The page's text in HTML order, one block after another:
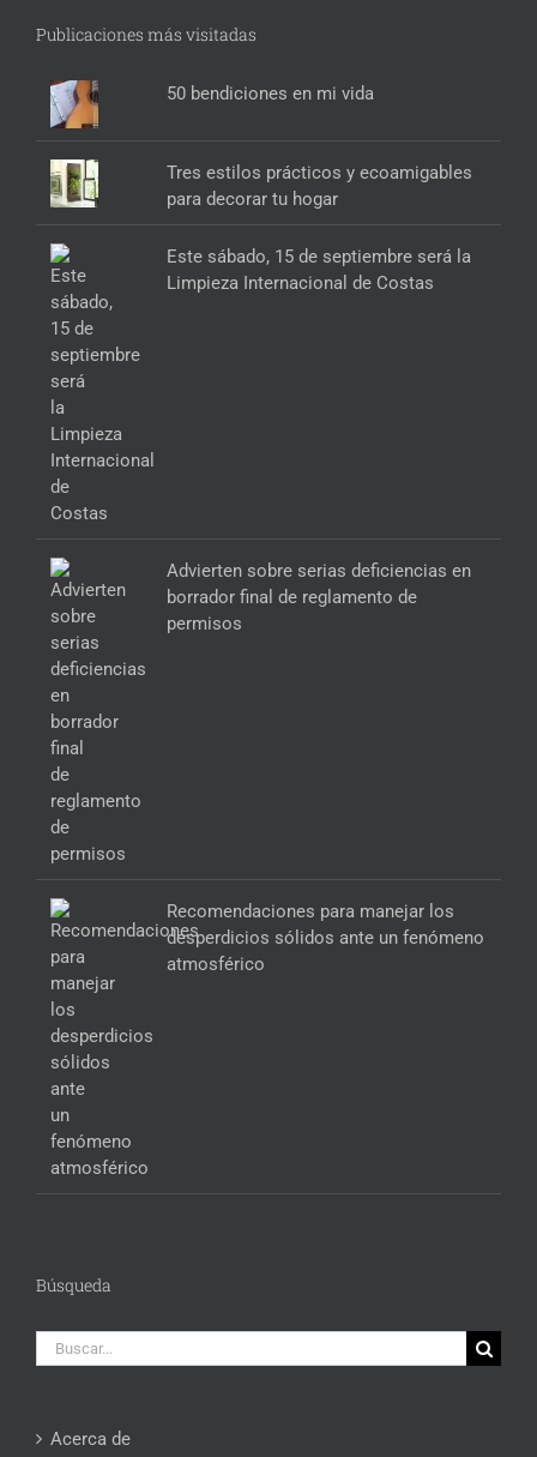
Publicaciones más visitadas
50 bendiciones en mi vida
Tres estilos prácticos y ecoamigables
para decorar tu hogar
Este sábado, 15 de septiembre será la
Limpieza Internacional de Costas
Advierten sobre serias deficiencias en
borrador final de reglamento de
permisos
Recomendaciones para manejar los
desperdicios sólidos ante un fenómeno
atmosférico
Búsqueda
Buscar:
Acerca de